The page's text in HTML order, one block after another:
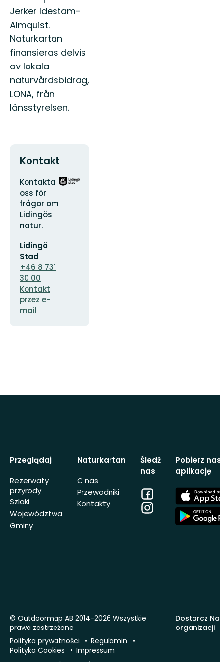
Jerker Idestam-
Almquist.
Naturkartan
finansieras delvis
av lokala
naturvårdsbidrag,
LONA, från
länsstyrelsen.
Kontakt
Adres
Kontakta
oss för
frågor om
Lidingös
natur.
e-
mail
Lidingö
Stad
+46 8 731
30 00
Kontakt
przez e-
mail
Logotyp
Przeglądaj
Rezerwaty
przyrody
Szlaki
Województwa
Gminy
Naturkartan
O nas
Przewodniki
Kontakty
Śledź
nas
Facebook
Instagram
Pobierz
aplikację
App
Store
App
Store
Dostarcz
organizacji
© Outdoormap AB 2014-2026 Wszystkie
prawa zastrzeżone
Polityka prywatności
Regulamin
Polityka Cookies
Impressum